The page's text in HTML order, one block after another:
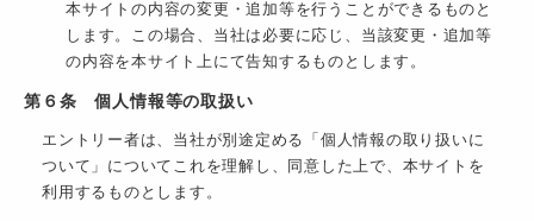
本サイトの内容の変更・追加等を行うことができるものと
します。この場合、当社は必要に応じ、当該変更・追加等
の内容を本サイト上にて告知するものとします。
第６条 個人情報等の取扱い
エントリー者は、当社が別途定める「個人情報の取り扱いに
ついて」についてこれを理解し、同意した上で、本サイトを
利用するものとします。